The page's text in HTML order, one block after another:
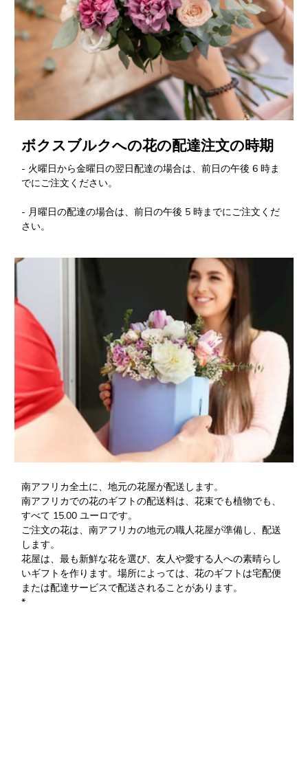
ボクスブルクへの花の配達注文の時期
- 火曜日から金曜日の翌日配達の場合は、前日の午後 6 時ま
でにご注文ください。
- 月曜日の配達の場合は、前日の午後 5 時までにご注文くだ
さい。
南アフリカ全土に、地元の花屋が配送します。
南アフリカでの花のギフトの配送料は、花束でも植物でも、
すべて 15.00 ユーロです。
ご注文の花は、南アフリカの地元の職人花屋が準備し、配送
します。
花屋は、最も新鮮な花を選び、友人や愛する人への素晴らし
いギフトを作ります。場所によっては、花のギフトは宅配便
または配達サービスで配送されることがあります。
*